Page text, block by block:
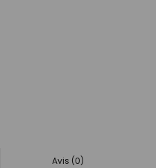
Avis (0)